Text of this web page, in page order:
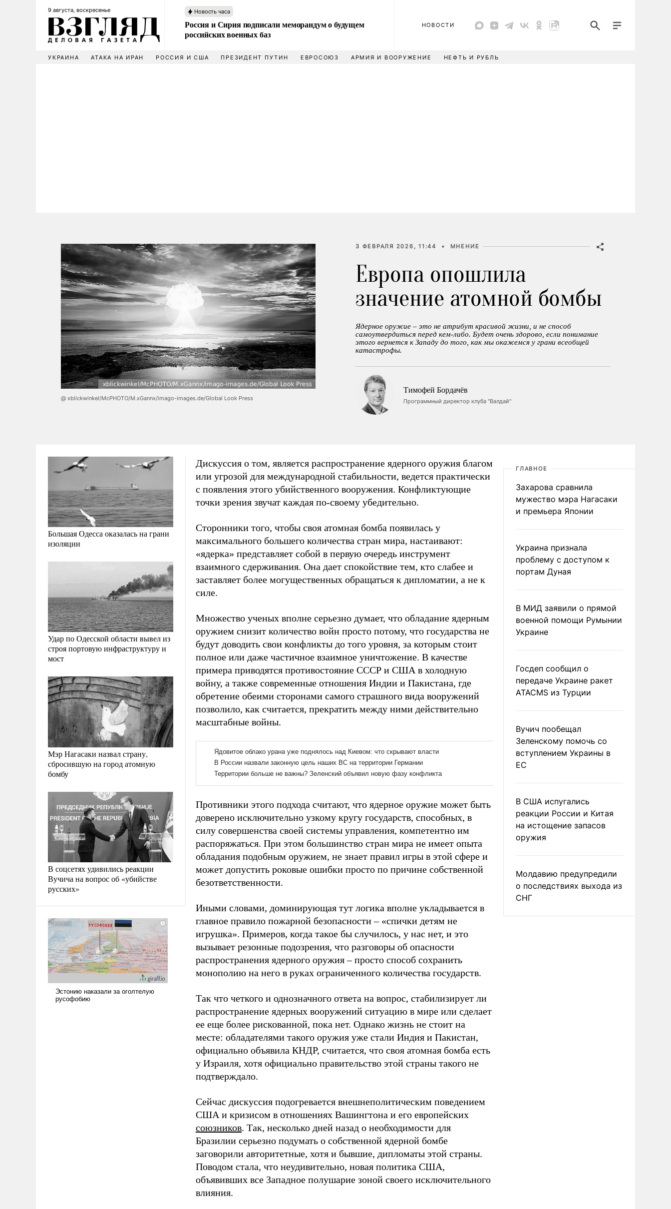
9 августа, воскресенье Новость часа
Россия и Сирия подписали меморандум о будущем
российских военных баз
НОВОСТИ
УКРАИНА АТАКА НА ИРАН РОССИЯ И США ПРЕЗИДЕНТ ПУТИН ЕВРОСОЮЗ АРМИЯ И ВООРУЖЕНИЕ НЕФТЬ И РУБЛЬ
@ xblickwinkel/McPHOTO/M.xGannx/imago-images.de/Global Look Press
3 ФЕВРАЛЯ 2026, 11:44 • МНЕНИЕ
Европа опошлила
значение атомной бомбы
Ядерное оружие – это не атрибут красивой жизни, и не способ
самоутвердиться перед кем-либо. Будет очень здорово, если понимание
этого вернется к Западу до того, как мы окажемся у грани всеобщей
катастрофы.
Тимофей Бордачёв
Программный директор клуба "Валдай"
Большая Одесса оказалась на грани
изоляции
Удар по Одесской области вывел из
строя портовую инфраструктуру и
мост
Мэр Нагасаки назвал страну,
сбросившую на город атомную
бомбу
В соцсетях удивились реакции
Вучича на вопрос об «убийстве
русских»
Дискуссия о том, является распространение ядерного оружия благом
или угрозой для международной стабильности, ведется практически
с появления этого убийственного вооружения. Конфликтующие
точки зрения звучат каждая по-своему убедительно.
Сторонники того, чтобы своя атомная бомба появилась у
максимального большего количества стран мира, настаивают:
«ядерка» представляет собой в первую очередь инструмент
взаимного сдерживания. Она дает спокойствие тем, кто слабее и
заставляет более могущественных обращаться к дипломатии, а не к
силе.
Множество ученых вполне серьезно думает, что обладание ядерным
оружием снизит количество войн просто потому, что государства не
будут доводить свои конфликты до того уровня, за которым стоит
полное или даже частичное взаимное уничтожение. В качестве
примера приводятся противостояние СССР и США в холодную
войну, а также современные отношения Индии и Пакистана, где
обретение обеими сторонами самого страшного вида вооружений
позволило, как считается, прекратить между ними действительно
масштабные войны.
Противники этого подхода считают, что ядерное оружие может быть
доверено исключительно узкому кругу государств, способных, в
силу совершенства своей системы управления, компетентно им
распоряжаться. При этом большинство стран мира не имеет опыта
обладания подобным оружием, не знает правил игры в этой сфере и
может допустить роковые ошибки просто по причине собственной
безответственности.
Иными словами, доминирующая тут логика вполне укладывается в
главное правило пожарной безопасности – «спички детям не
игрушка». Примеров, когда такое бы случилось, у нас нет, и это
вызывает резонные подозрения, что разговоры об опасности
распространения ядерного оружия – просто способ сохранить
монополию на него в руках ограниченного количества государств.
Так что четкого и однозначного ответа на вопрос, стабилизирует ли
распространение ядерных вооружений ситуацию в мире или сделает
ее еще более рискованной, пока нет. Однако жизнь не стоит на
месте: обладателями такого оружия уже стали Индия и Пакистан,
официально объявила КНДР, считается, что своя атомная бомба есть
у Израиля, хотя официально правительство этой страны такого не
подтверждало.
Сейчас дискуссия подогревается внешнеполитическим поведением
США и кризисом в отношениях Вашингтона и его европейских
союзников. Так, несколько дней назад о необходимости для
Бразилии серьезно подумать о собственной ядерной бомбе
заговорили авторитетные, хотя и бывшие, дипломаты этой страны.
Поводом стала, что неудивительно, новая политика США,
объявивших все Западное полушарие зоной своего исключительного
влияния.
ГЛАВНОЕ
Захарова сравнила
мужество мэра Нагасаки
и премьера Японии
Украина признала
проблему с доступом к
портам Дуная
В МИД заявили о прямой
военной помощи Румынии
Украине
Госдеп сообщил о
передаче Украине ракет
ATACMS из Турции
Вучич пообещал
Зеленскому помочь со
вступлением Украины в
ЕС
В США испугались
реакции России и Китая
на истощение запасов
оружия
Молдавию предупредили
о последствиях выхода из
СНГ